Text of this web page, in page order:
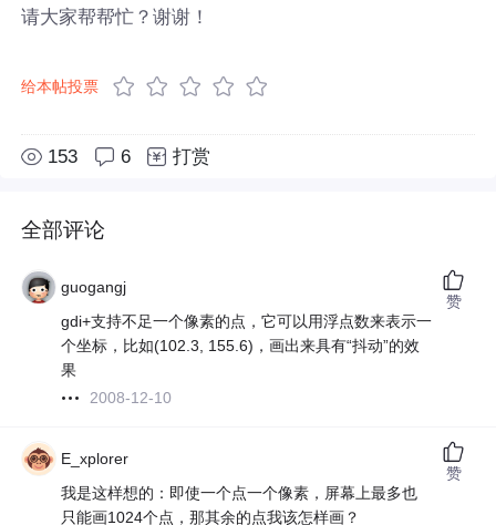
请大家帮帮忙？谢谢！
给本帖投票
153 6 打赏
全部评论
guogangj
gdi+支持不足一个像素的点，它可以用浮点数来表示一
个坐标，比如(102.3, 155.6)，画出来具有“抖动”的效
果
2008-12-10
赞
E_xplorer
我是这样想的：即使一个点一个像素，屏幕上最多也
只能画1024个点，那其余的点我该怎样画？
赞